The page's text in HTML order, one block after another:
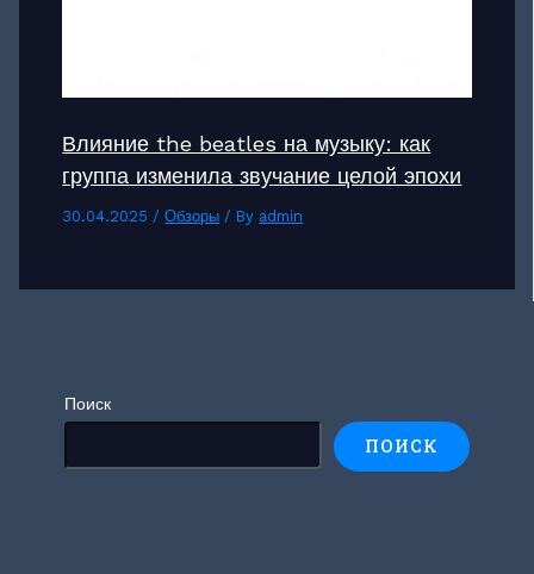
Влияние the beatles на музыку: как
группа изменила звучание целой эпохи
30.04.2025 /Обзоры / By admin
Поиск
ПОИСК